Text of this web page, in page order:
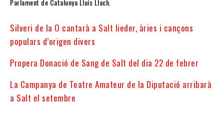
Parlament de Catalunya Lluís Llach.
Silveri de la O cantarà a Salt lieder, àries i cançons
populars d’origen divers
Propera Donació de Sang de Salt del dia 22 de febrer
La Campanya de Teatre Amateur de la Diputació arribarà
a Salt el setembre